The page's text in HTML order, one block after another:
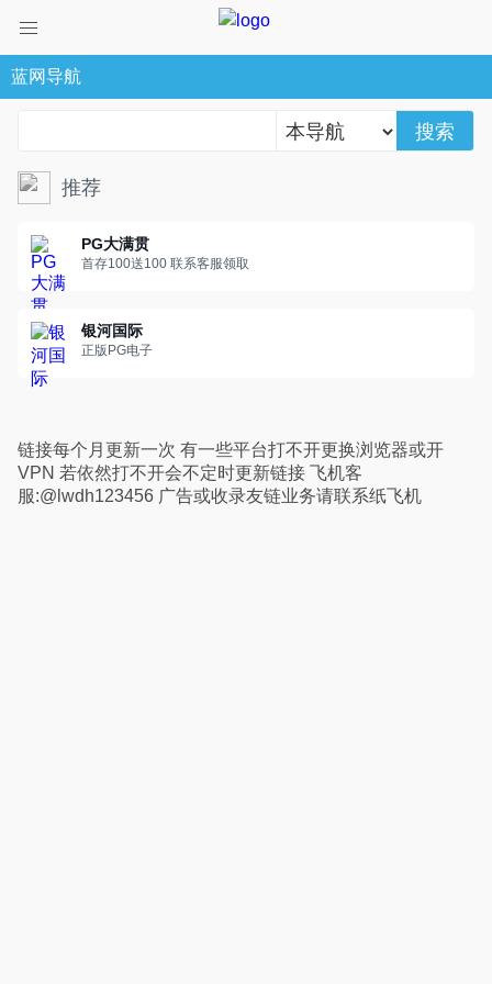
蓝网导航
搜索
推荐
PG大满贯
首存100送100 联系客服领取
银河国际
正版PG电子
链接每个月更新一次 有一些平台打不开更换浏览器或开
VPN 若依然打不开会不定时更新链接 飞机客
服:@lwdh123456 广告或收录友链业务请联系纸飞机